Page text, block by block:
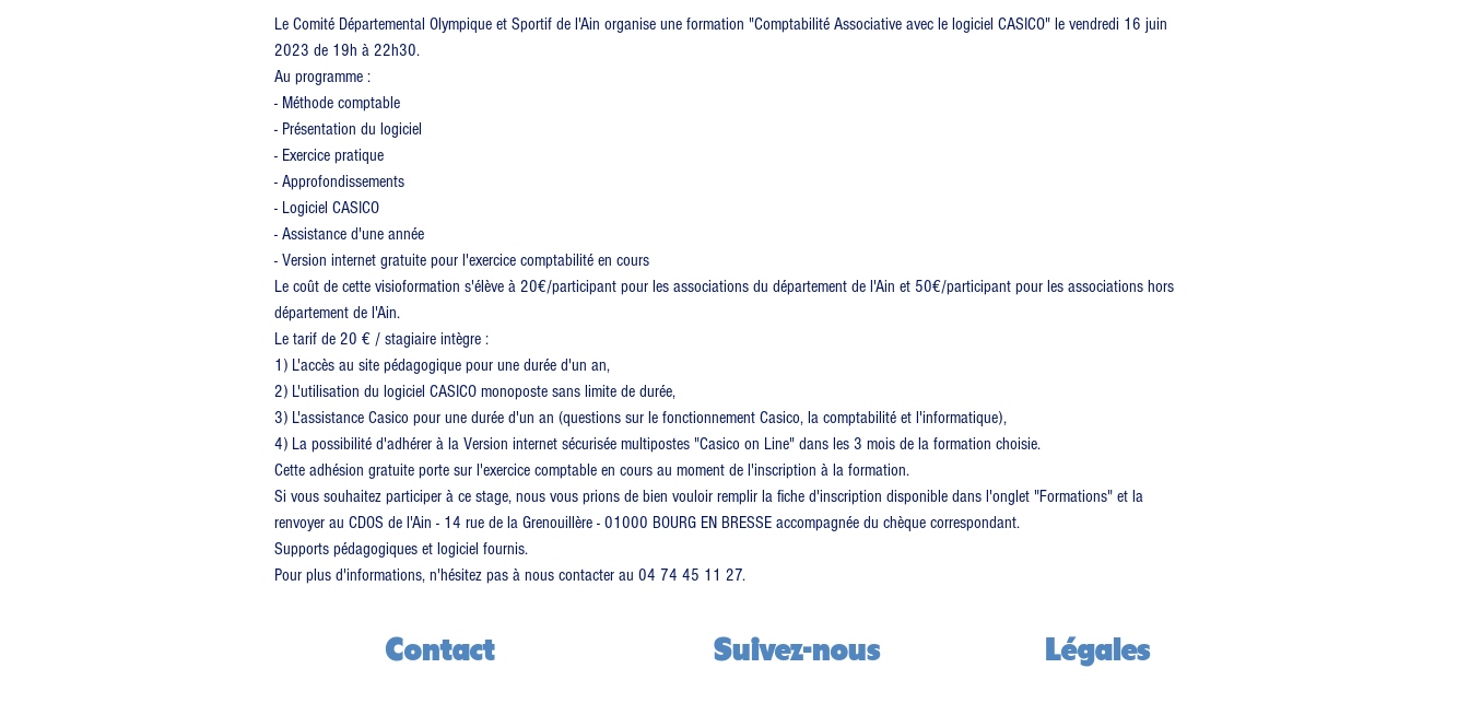
Le Comité Départemental Olympique et Sportif de l'Ain organise une formation "Comptabilité Associative avec le logiciel CASICO" le vendredi 16 juin
2023 de 19h à 22h30.
Au programme :
- Méthode comptable
- Présentation du logiciel
- Exercice pratique
- Approfondissements
- Logiciel CASICO
- Assistance d'une année
- Version internet gratuite pour l'exercice comptabilité en cours
Le coût de cette visioformation s'élève à 20€/participant pour les associations du département de l'Ain et 50€/participant pour les associations hors
département de l'Ain.
Le tarif de 20 € / stagiaire intègre :
1) L'accès au site pédagogique pour une durée d'un an,
2) L'utilisation du logiciel CASICO monoposte sans limite de durée,
3) L'assistance Casico pour une durée d'un an (questions sur le fonctionnement Casico, la comptabilité et l'informatique),
4) La possibilité d'adhérer à la Version internet sécurisée multipostes "Casico on Line" dans les 3 mois de la formation choisie.
Cette adhésion gratuite porte sur l'exercice comptable en cours au moment de l'inscription à la formation.
Si vous souhaitez participer à ce stage, nous vous prions de bien vouloir remplir la fiche d'inscription disponible dans l'onglet "Formations" et la
renvoyer au CDOS de l'Ain - 14 rue de la Grenouillère - 01000 BOURG EN BRESSE accompagnée du chèque correspondant.
Supports pédagogiques et logiciel fournis.
Pour plus d'informations, n'hésitez pas à nous contacter au 04 74 45 11 27.
Contact Suivez-nous Légales